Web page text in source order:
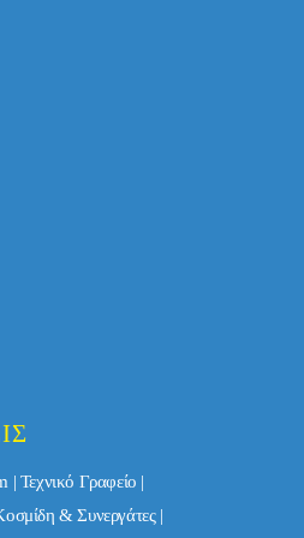
| Τεχνικό Γραφείο |
& Συνεργάτες |